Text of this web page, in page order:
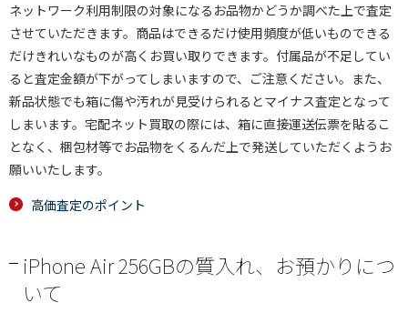
ネットワーク利用制限の対象になるお品物かどうか調べた上で査定
させていただきます。商品はできるだけ使用頻度が低いものできる
だけきれいなものが高くお買い取りできます。付属品が不足してい
ると査定金額が下がってしまいますので、ご注意ください。また、
新品状態でも箱に傷や汚れが見受けられるとマイナス査定となって
しまいます。宅配ネット買取の際には、箱に直接運送伝票を貼るこ
となく、梱包材等でお品物をくるんだ上で発送していただくようお
願いいたします。
高価査定のポイント
iPhone Air 256GBの質入れ、お預かりにつ
いて